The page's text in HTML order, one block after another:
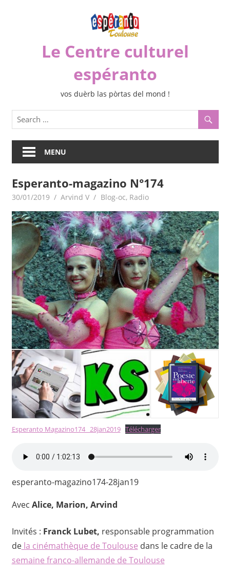
Le Centre culturel
espéranto
vos duèrb las pòrtas del mond !
MENU
Esperanto-magazino N°174
30/01/2019 Arvind V Blog-oc, Radio
Esperanto Magazino174_ 28jan2019 Télécharger
esperanto-magazino174-28jan19
Avec Alice, Marion, Arvind
Invités : Franck Lubet, responsable programmation
dela cinémathèque de Toulouse dans le cadre de la
semaine franco-allemande de Toulouse